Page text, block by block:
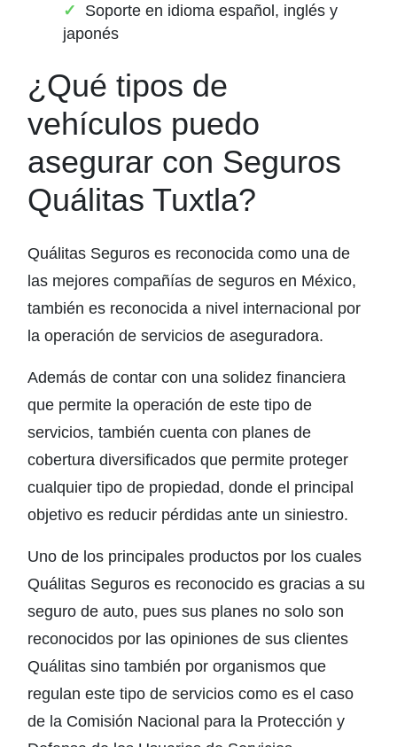
Soporte en idioma español, inglés y
japonés
¿Qué tipos de
vehículos puedo
asegurar con Seguros
Quálitas Tuxtla?
Quálitas Seguros es reconocida como una de
las mejores compañías de seguros en México,
también es reconocida a nivel internacional por
la operación de servicios de aseguradora.
Además de contar con una solidez financiera
que permite la operación de este tipo de
servicios, también cuenta con planes de
cobertura diversificados que permite proteger
cualquier tipo de propiedad, donde el principal
objetivo es reducir pérdidas ante un siniestro.
Uno de los principales productos por los cuales
Quálitas Seguros es reconocido es gracias a su
seguro de auto, pues sus planes no solo son
reconocidos por las opiniones de sus clientes
Quálitas sino también por organismos que
regulan este tipo de servicios como es el caso
de la Comisión Nacional para la Protección y